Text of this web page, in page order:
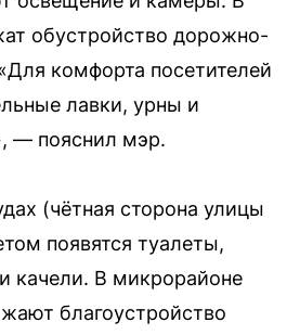
обустройство дорожно-
комфорта посетителей
лавки, урны и
— пояснил мэр.
(чётная сторона улицы
появятся туалеты,
качели. В микрорайоне
благоустройство